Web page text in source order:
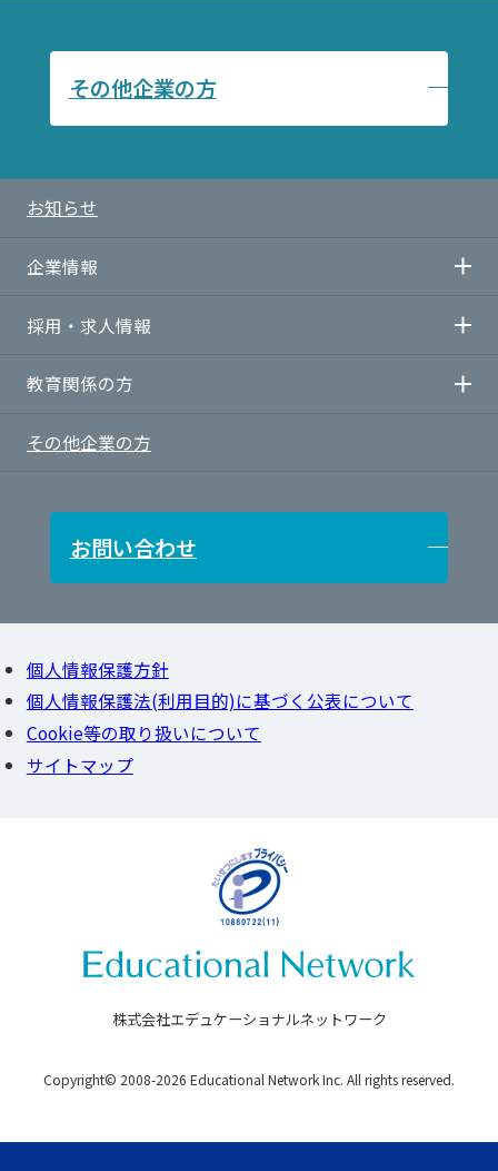
その他企業の方
お知らせ
企業情報
企業情報TOP
社長メッセージ
会社概要
事業所一覧
採用・求人情報
採用・求人情報TOP
当社の求める人物像
教育関係の方
教育関係の方
私立小・中・高校の方
官公庁・自治体の方
大学・専門学校の方
その他企業の方
お問い合わせ
個人情報保護方針
個人情報保護法(利用目的)に基づく公表について
Cookie等の取り扱いについて
サイトマップ
株式会社エデュケーショナルネットワーク
Copyright© 2008-2026 Educational Network Inc. All rights reserved.